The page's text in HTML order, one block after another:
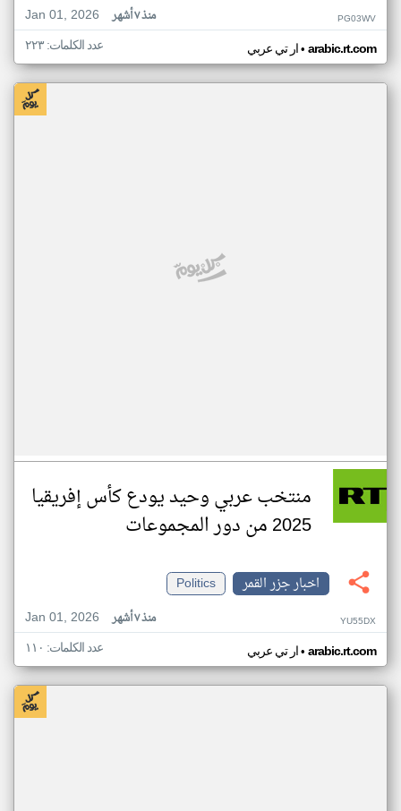
Jan 01, 2026
منذ ٧ أشهر PG03WV
ار تي عربي• arabic.rt.com عدد الكلمات: ٢٢٣
منتخب عربي وحيد يودع كأس إفريقيا
2025 من دور المجموعات
اخبار جزر القمر
Politics
Jan 01, 2026
منذ ٧ أشهر YU55DX
ار تي عربي• arabic.rt.com عدد الكلمات: ١١٠